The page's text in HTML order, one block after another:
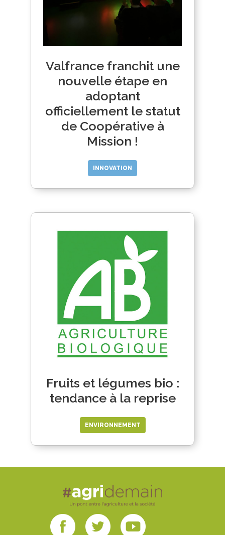
Valfrance franchit une
nouvelle étape en
adoptant
officiellement le statut
de Coopérative à
Mission !
INNOVATION
Fruits et légumes bio :
tendance à la reprise
ENVIRONNEMENT